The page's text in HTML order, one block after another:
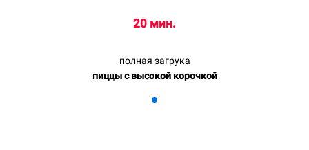
20 мин.
полная загрука
пиццы с высокой корочкой